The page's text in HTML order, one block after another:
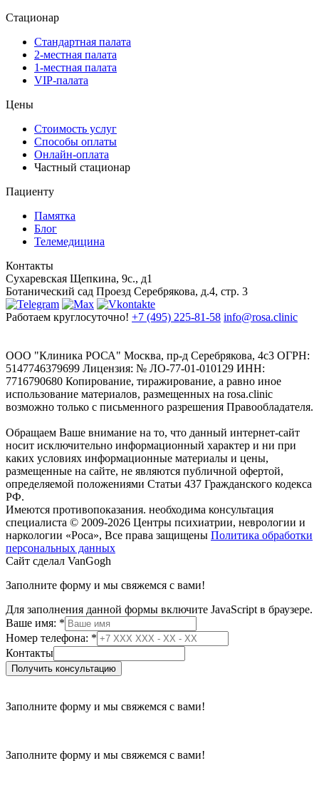
Стационар
Стандартная палата
2-местная палата
1-местная палата
VIP-палата
Цены
Стоимость услуг
Способы оплаты
Онлайн-оплата
Частный стационар
Пациенту
Памятка
Блог
Телемедицина
Контакты
Сухаревская Щепкина, 9с., д1
Ботанический сад Проезд Серебрякова, д.4, стр. 3
Работаем круглосуточно! +7 (495) 225-81-58 info@rosa.clinic
ООО "Клиника РОСА" Москва, пр-д Серебрякова, 4с3 ОГРН:
5147746379699 Лицензия: № ЛО-77-01-010129 ИНН:
7716790680 Копирование, тиражирование, а равно иное
использование материалов, размещенных на rosa.clinic
возможно только с письменного разрешения Правообладателя.
Обращаем Ваше внимание на то, что данный интернет-сайт
носит исключительно информационный характер и ни при
каких условиях информационные материалы и цены,
размещенные на сайте, не являются публичной офертой,
определяемой положениями Статьи 437 Гражданского кодекса
РФ.
Имеются противопоказания. необходима консультация
специалиста © 2009-2026 Центры психиатрии, неврологии и
наркологии «Роса», Все права защищены Политика обработки
персональных данных
Сайт сделал VanGogh
Заполните форму и мы свяжемся с вами!
Для заполнения данной формы включите JavaScript в браузере.
Ваше имя: *
Контакты
телефона:
Ваше
Номер телефона: *
Контакты
Получить консультацию
Заполните форму и мы свяжемся с вами!
Заполните форму и мы свяжемся с вами!